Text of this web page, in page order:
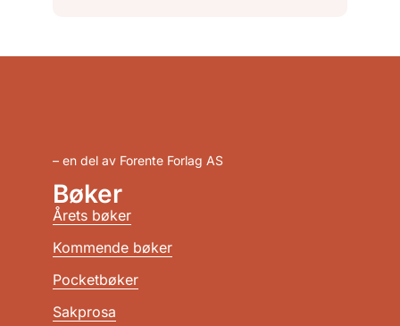
– en del av Forente Forlag AS
Bøker
Årets bøker
Kommende bøker
Pocketbøker
Sakprosa